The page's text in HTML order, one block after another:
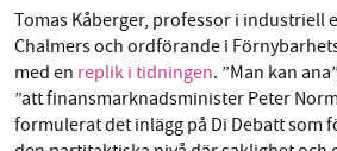
Tomas Kåberger, professor i industriell
Chalmers och ordförande i
med en replik i tidningen. ”Man kan
”att finansmarknadsminister Peter
formulerat det inlägg på Di Debatt som
1231368703
Läs vad vi vill göra